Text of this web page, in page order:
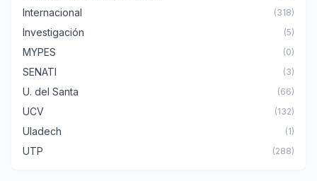
Internacional (318)
Investigación (5)
MYPES (0)
SENATI (3)
U. del Santa (66)
UCV (132)
Uladech (1)
UTP (288)